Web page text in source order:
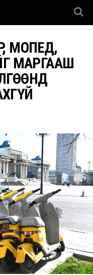
МОПЕД,
МАРГААШ